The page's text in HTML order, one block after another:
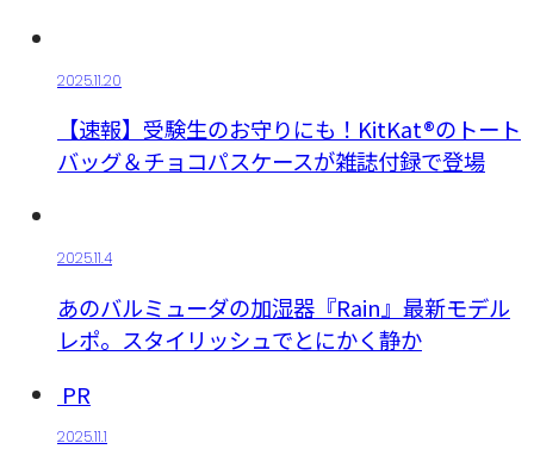
2025.11.20
【速報】受験生のお守りにも！KitKat®のトート
バッグ＆チョコパスケースが雑誌付録で登場
2025.11.4
あのバルミューダの加湿器『Rain』最新モデル
レポ。スタイリッシュでとにかく静か
PR
2025.11.1